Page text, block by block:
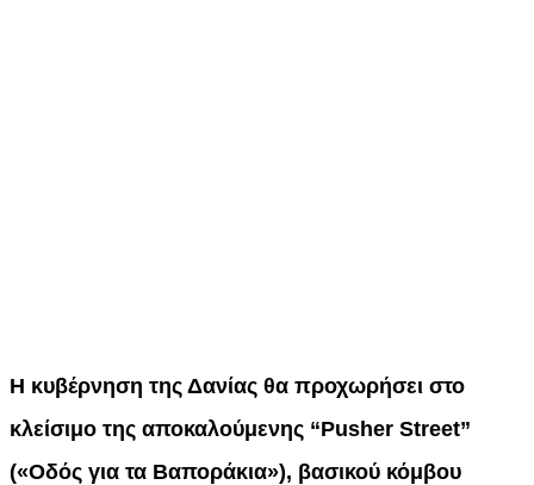
Η κυβέρνηση της Δανίας θα προχωρήσει στο
κλείσιμο της αποκαλούμενης “Pusher Street”
(«Οδός για τα Βαποράκια»), βασικού κόμβου